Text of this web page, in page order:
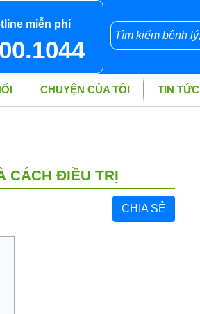
miễn phí
CHUYỆN CỦA TÔI TIN TỨC
CÁCH ĐIỀU TRỊ
CHIA SẺ